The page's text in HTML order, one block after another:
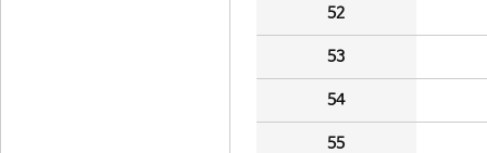
52
53
54
55